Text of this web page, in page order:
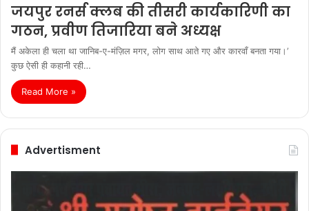
जयपुर रनर्स क्लब की तीसरी कार्यकारिणी का
गठन, प्रवीण तिजारिया बने अध्यक्ष
मैं अकेला ही चला था जानिब-ए-मंज़िल मगर, लोग साथ आते गए और कारवाँ बनता गया।’
कुछ ऐसी ही कहानी रही…
Read More »
Advertisment